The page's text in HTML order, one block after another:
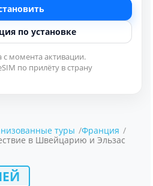
по установке
с момента активации.
по прилёту в страну
туры
Франция
в Швейцарию и Эльзас